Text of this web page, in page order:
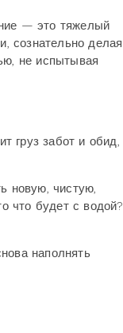
— это тяжелый
сознательно делая
не испытывая
груз забот и обид,
новую, чистую,
что будет с водой?
наполнять